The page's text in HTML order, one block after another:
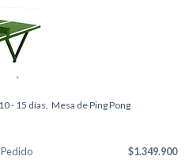
- 15 días. Mesa de Ping Pong
$1.349.900